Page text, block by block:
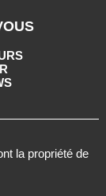
la propriété de